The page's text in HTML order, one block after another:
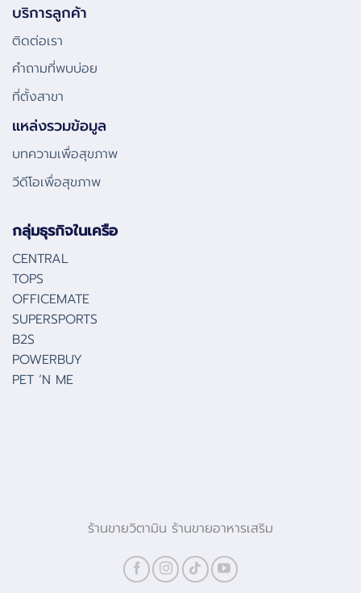
บริการลูกค้า
ติดต่อเรา
คําถามที่พบบ่อย
ที่ตั้งสาขา
แหล่งรวมข้อมูล
บทความเพื่อสุขภาพ
วีดีโอเพื่อสุขภาพ
กลุ่มธุรกิจในเครือ
CENTRAL
TOPS
OFFICEMATE
SUPERSPORTS
B2S
POWERBUY
PET ‘N ME
ร้านขายวิตามิน ร้านขายอาหารเสริม